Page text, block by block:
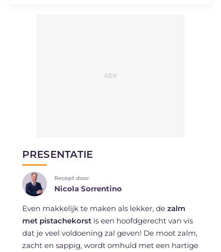
PRESENTATIE
Recept door
Nicola Sorrentino
Even makkelijk te maken als lekker, de zalm
met pistachekorstis een hoofdgerecht van vis
dat je veel voldoening zal geven! De moot zalm,
zacht en sappig, wordt omhuld met een hartige